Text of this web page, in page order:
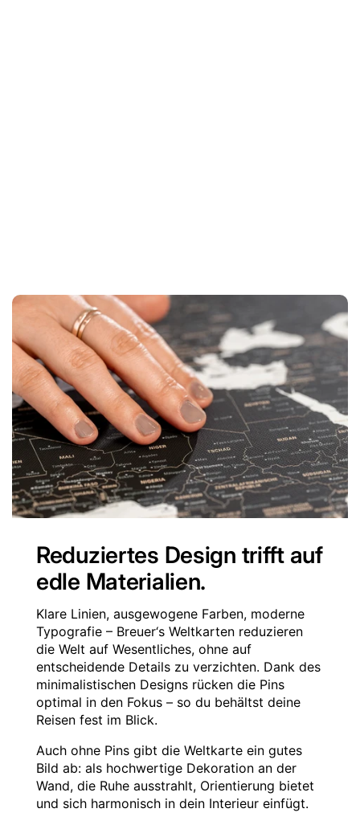
Reduziertes Design trifft auf
edle Materialien.
Klare Linien, ausgewogene Farben, moderne
Typografie – Breuer‘s Weltkarten reduzieren
die Welt auf Wesentliches, ohne auf
entscheidende Details zu verzichten. Dank des
minimalistischen Designs rücken die Pins
optimal in den Fokus – so du behältst deine
Reisen fest im Blick.
Auch ohne Pins gibt die Weltkarte ein gutes
Bild ab: als hochwertige Dekoration an der
Wand, die Ruhe ausstrahlt, Orientierung bietet
und sich harmonisch in dein Interieur einfügt.